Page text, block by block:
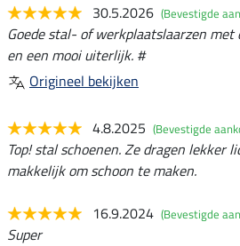
30.5.2026 (Bevestigde
Goede stal- of werkplaatslaarzen
en een mooi uiterlijk. #
Origineel bekijken
4.8.2025 (Bevestigde
Top! stal schoenen. Ze dragen lekker
makkelijk om schoon te maken.
16.9.2024 (Bevestigde
Super